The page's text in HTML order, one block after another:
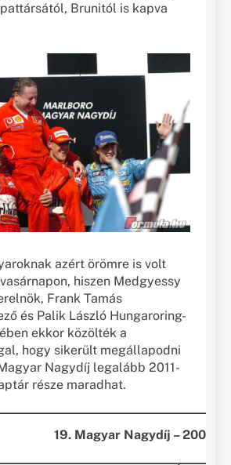
Brunitól is kapva
azért örömre is volt
hiszen Medgyessy
Frank Tamás
és Palik László Hungaroring-
ekkor közölték a
hogy sikerült megállapodni
Nagydíj legalább 2011-
része maradhat.
19. Magyar Nagydíj – 2004.